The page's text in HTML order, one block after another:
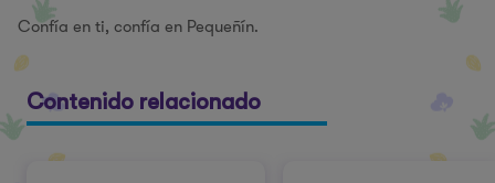
Confía en ti, confía en Pequeñín.
Contenido relacionado